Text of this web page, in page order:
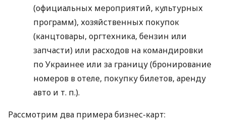
(официальных мероприятий, культурных
программ), хозяйственных покупок
(канцтовары, оргтехника, бензин или
запчасти) или расходов на командировки
по Украинее или за границу (бронирование
номеров в отеле, покупку билетов, аренду
авто и т. п.).
Рассмотрим два примера бизнес-карт: